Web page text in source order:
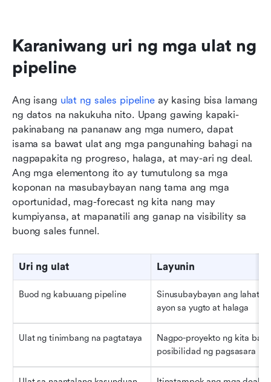
Karaniwang uri ng mga ulat ng
pipeline
Ang isang ulat ng sales pipeline ay kasing bisa lamang
ng datos na nakukuha nito. Upang gawing kapaki-
pakinabang na pananaw ang mga numero, dapat
isama sa bawat ulat ang mga pangunahing bahagi na
nagpapakita ng progreso, halaga, at may-ari ng deal.
Ang mga elementong ito ay tumutulong sa mga
koponan na masubaybayan nang tama ang mga
oportunidad, mag-forecast ng kita nang may
kumpiyansa, at mapanatili ang ganap na visibility sa
buong sales funnel.
Uri ng ulat Layunin
Buod ng kabuuang pipeline
Sinusubaybayan ang lahat
ayon sa yugto at halaga
Ulat ng tinimbang na pagtataya
Nagpo-proyekto ng kita
posibilidad ng pagsasara